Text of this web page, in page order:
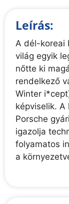
Leírás:
A dél-koreai
világ egyik
nőtte ki
rendelkező
Winter
képviselik. A
Porsche
igazolja
folyamatos
a